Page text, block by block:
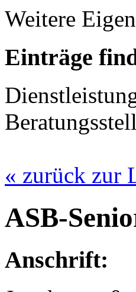
Weitere
Einträge
« zurück zur
ASB-
Anschrift: